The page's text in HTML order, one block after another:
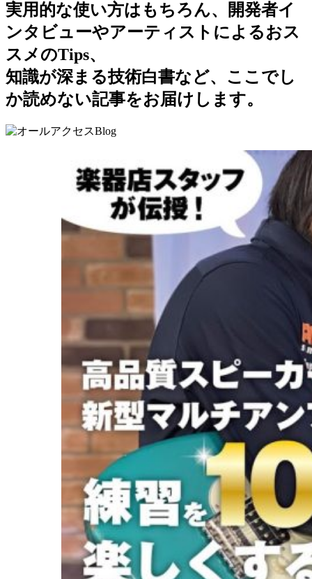
実用的な使い方はもちろん、開発者イ
ンタビューやアーティストによるおス
スメのTips、
知識が深まる技術白書など、ここでし
か読めない記事をお届けします。